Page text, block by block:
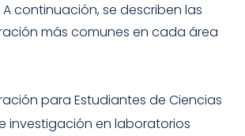
continuación, se describen las
más comunes en cada área
para Estudiantes de Ciencias
investigación en laboratorios